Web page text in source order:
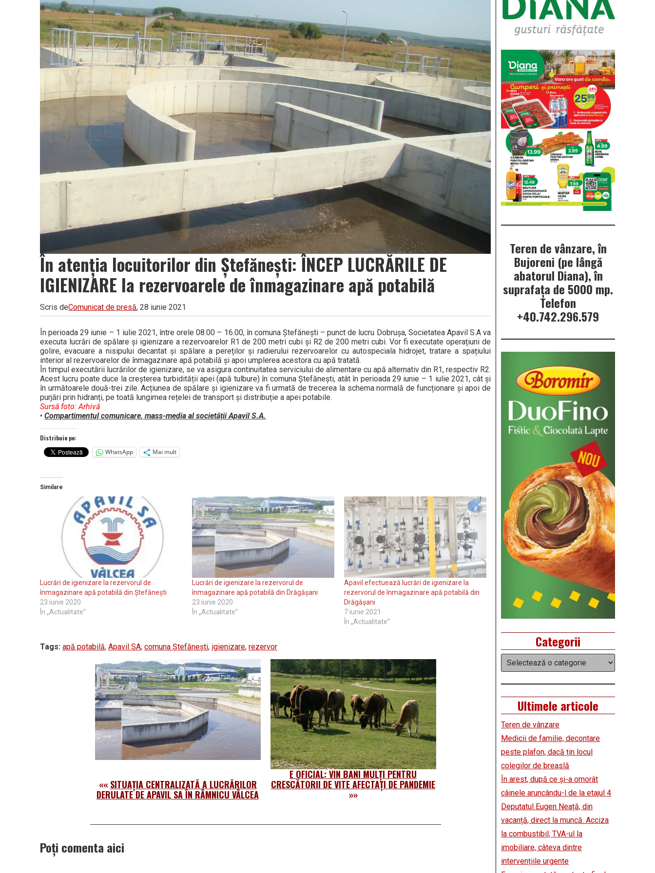
Vâlcea
În atenția locuitorilor din Ștefănești: ÎNCEP LUCRĂRILE DE
IGIENIZARE la rezervoarele de înmagazinare apă potabilă
Scris deComunicat de presă, 28 iunie 2021
În perioada 29 iunie – 1 iulie 2021, între orele 08.00 – 16.00, în comuna Ștefănești – punct de lucru Dobrușa, Societatea Apavil S.A va
executa lucrări de spălare și igienizare a rezervoarelor R1 de 200 metri cubi și R2 de 200 metri cubi. Vor fi executate operațiuni de
golire, evacuare a nisipului decantat și spălare a pereților și radierului rezervoarelor cu autospeciala hidrojet, tratare a spațiului
interior al rezervoarelor de înmagazinare apă potabilă și apoi umplerea acestora cu apă tratată.
În timpul executării lucrărilor de igienizare, se va asigura continuitatea serviciului de alimentare cu apă alternativ din R1, respectiv R2.
Acest lucru poate duce la creșterea turbidității apei (apă tulbure) în comuna Ștefănești, atât în perioada 29 iunie – 1 iulie 2021, cât și
în următoarele două-trei zile. Acțiunea de spălare și igienizare va fi urmată de trecerea la schema normală de funcționare și apoi de
purjări prin hidranți, pe toată lungimea rețelei de transport și distribuție a apei potabile.
Sursă foto: Arhivă
• Compartimentul comunicare, mass-media al societății Apavil S.A.
Distribuie pe:
WhatsApp
Mai mult
Similare
Lucrări de igienizare la rezervorul de
înmagazinare apă potabilă din Ștefănești
23 iunie 2020
În „Actualitate”
Lucrări de igienizare la rezervorul de
înmagazinare apă potabilă din Drăgășani
23 iunie 2020
În „Actualitate”
Apavil efectuează lucrări de igienizare la
rezervorul de înmagazinare apă potabilă din
Drăgășani
7 iunie 2021
În „Actualitate”
Tags: apă potabilă, Apavil SA, comuna Ștefănești, igienizare, rezervor
«« SITUAŢIA CENTRALIZATĂ A LUCRĂRILOR
DERULATE DE APAVIL SA ÎN RÂMNICU VÂLCEA
E OFICIAL: VIN BANI MULȚI PENTRU
CRESCĂTORII DE VITE AFECTAȚI DE PANDEMIE
»»
Poți comenta aici
Teren de vânzare, în
Bujoreni (pe lângă
abatorul Diana), în
suprafața de 5000 mp.
Telefon
+40.742.296.579
Categorii
Categorii
Ultimele articole
Teren de vânzare
Medicii de familie, decontare
peste plafon, dacă țin locul
colegilor de breaslă
În arest, după ce și-a omorât
câinele aruncându-l de la etajul 4
Deputatul Eugen Neață, din
vacanță, direct la muncă. Acciza
la combustibil, TVA-ul la
imobiliare, câteva dintre
intervențiile urgente